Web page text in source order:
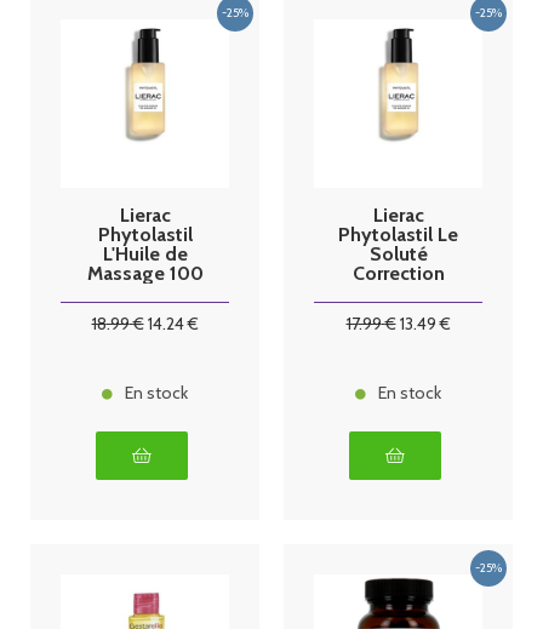
Lierac
Phytolastil
L'Huile de
Massage 100
18.99€14.24€
En stock
Lierac
Phytolastil Le
Soluté
Correction
100 ml
17.99€13.49€
En stock